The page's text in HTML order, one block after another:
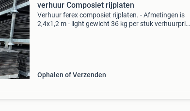
verhuur Composiet rijplaten
Verhuur ferex composiet rijplaten. - Afmetingen is
2,4x1,2 m - light gewicht 36 kg per stuk verhuurprijs
Ophalen of Verzenden